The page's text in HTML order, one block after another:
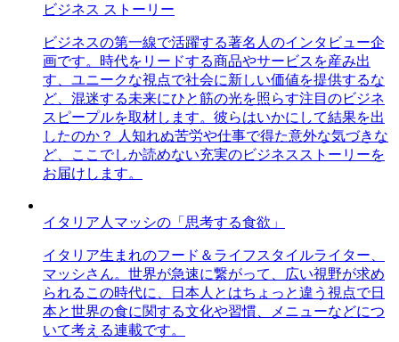
ビジネス ストーリー
ビジネスの第一線で活躍する著名人のインタビュー企
画です。時代をリードする商品やサービスを産み出
す、ユニークな視点で社会に新しい価値を提供するな
ど、混迷する未来にひと筋の光を照らす注目のビジネ
スピープルを取材します。彼らはいかにして結果を出
したのか？ 人知れぬ苦労や仕事で得た意外な気づきな
ど、ここでしか読めない充実のビジネスストーリーを
お届けします。
イタリア人マッシの「思考する食欲」
イタリア生まれのフード＆ライフスタイルライター、
マッシさん。世界が急速に繋がって、広い視野が求め
られるこの時代に、日本人とはちょっと違う視点で日
本と世界の食に関する文化や習慣、メニューなどにつ
いて考える連載です。